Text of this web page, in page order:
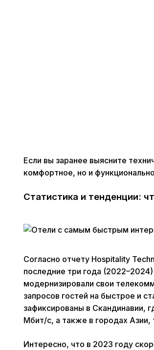
Если вы заранее выясните
комфортное, но и
Статистика и тенденции:
Согласно отчету Hospitality
последние три года
модернизировали свои
запросов гостей на быстрое и
зафиксированы в Скандинавии,
Мбит/с, а также в городах Азии,
Интересно, что в 2023 году